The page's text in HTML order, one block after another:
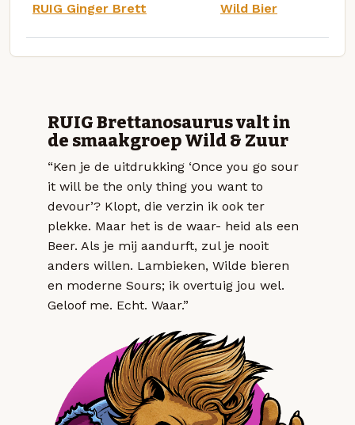
RUIG Ginger Brett Wild Bier
RUIG Brettanosaurus valt in
de smaakgroep Wild & Zuur
“Ken je de uitdrukking ‘Once you go sour
it will be the only thing you want to
devour’? Klopt, die verzin ik ook ter
plekke. Maar het is de waar- heid als een
Beer. Als je mij aandurft, zul je nooit
anders willen. Lambieken, Wilde bieren
en moderne Sours; ik overtuig jou wel.
Geloof me. Echt. Waar.”